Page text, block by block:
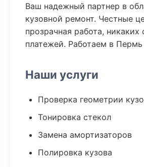
Ваш надежный партнер в
кузовной ремонт. Честные
прозрачная работа, никаких
платежей. Работаем в Пермь
Наши услуги
Проверка геометрии
Тонировка стекол
Замена амортизаторов
Полировка кузова